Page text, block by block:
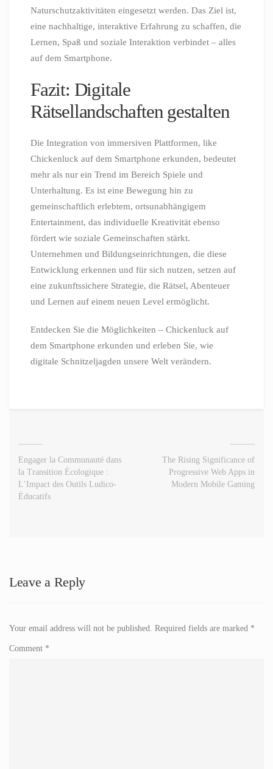
Naturschutzaktivitäten eingesetzt werden. Das Ziel ist,
eine nachhaltige, interaktive Erfahrung zu schaffen, die
Lernen, Spaß und soziale Interaktion verbindet – alles
auf dem Smartphone.
Fazit: Digitale
Rätsellandschaften gestalten
Die Integration von immersiven Plattformen, like
Chickenluck auf dem Smartphone erkunden, bedeutet
mehr als nur ein Trend im Bereich Spiele und
Unterhaltung. Es ist eine Bewegung hin zu
gemeinschaftlich erlebtem, ortsunabhängigem
Entertainment, das individuelle Kreativität ebenso
fördert wie soziale Gemeinschaften stärkt.
Unternehmen und Bildungseinrichtungen, die diese
Entwicklung erkennen und für sich nutzen, setzen auf
eine zukunftssichere Strategie, die Rätsel, Abenteuer
und Lernen auf einem neuen Level ermöglicht.
Entdecken Sie die Möglichkeiten – Chickenluck auf
dem Smartphone erkunden und erleben Sie, wie
digitale Schnitzeljagden unsere Welt verändern.
Engager la Communauté dans
la Transition Écologique :
L’Impact des Outils Ludico-
Éducatifs
The Rising Significance of
Progressive Web Apps in
Modern Mobile Gaming
Leave a Reply
Your email address will not be published. Required fields are marked *
Comment *